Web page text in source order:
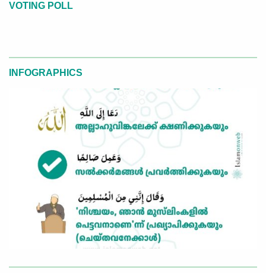
VOTING POLL
INFOGRAPHICS